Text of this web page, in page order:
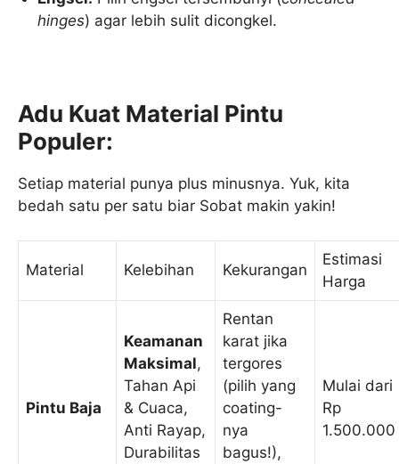
hinges) agar lebih sulit dicongkel.
Adu Kuat Material Pintu
Populer:
Setiap material punya plus minusnya. Yuk, kita
bedah satu per satu biar Sobat makin yakin!
Material Kelebihan Kekurangan
Estimasi
Harga
Pintu Baja
Keamanan
Maksimal,
Tahan Api
& Cuaca,
Anti Rayap,
Durabilitas
Rentan
karat jika
tergores
(pilih yang
coating-
nya
bagus!),
Mulai dari
Rp
1.500.000